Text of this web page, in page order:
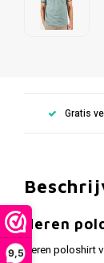
9,5
Gratis
Heren
Heren poloshirt